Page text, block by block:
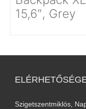
15,6″, Grey
Szigetszentmiklós,